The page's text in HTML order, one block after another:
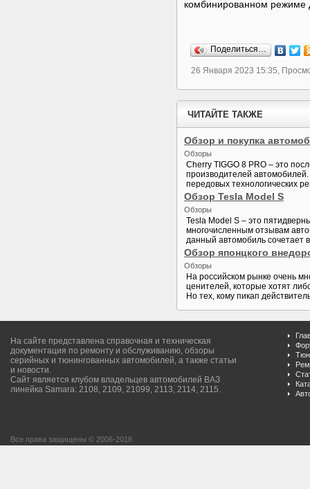
комбинированном режиме
Поделиться…
26 Января 2023 15:35,
ЧИТАЙТЕ ТАКЖЕ
Обзор и покупка
Обзоры
Cherry TIGGO 8 PRO – это
производителей
передовых технологических
Обзор Tesla Model S
Обзоры
Tesla Model S – это
многочисленным отзывам
данный автомобиль сочетает
Обзор японцкого
Обзоры
На российском рынке очень
ценителей, которые хотят
Но тех, кому пикап
На сайте представлена справочная и техническая
документация по ремонту и обслуживанию, обзоры
серийных и тюнингованных автомобилей, а также статьи
и новости.
Сайт является клубом владельцев автомобилей ВАЗ
линейка Samara: 2108, 2109, 21099, 2113, 2114, 2115.
Все права защищены © 2006-2018